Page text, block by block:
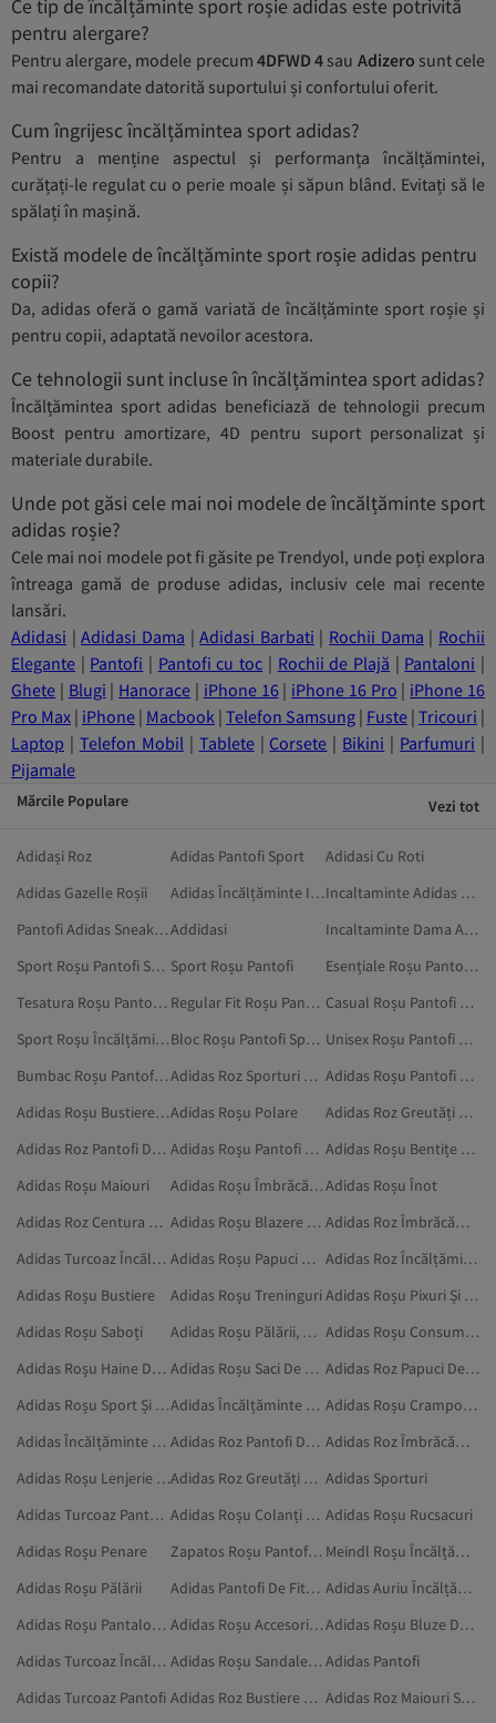
Ce tip de încălțăminte sport roșie adidas este potrivită
pentru alergare?
Pentru alergare, modele precum 4DFWD 4 sau Adizero sunt cele
mai recomandate datorită suportului și confortului oferit.
Cum îngrijesc încălțămintea sport adidas?
Pentru a menține aspectul și performanța încălțămintei,
curățați-le regulat cu o perie moale și săpun blând. Evitați să le
spălați în mașină.
Există modele de încălțăminte sport roșie adidas pentru
copii?
Da, adidas oferă o gamă variată de încălțăminte sport roșie și
pentru copii, adaptată nevoilor acestora.
Ce tehnologii sunt incluse în încălțămintea sport adidas?
Încălțămintea sport adidas beneficiază de tehnologii precum
Boost pentru amortizare, 4D pentru suport personalizat și
materiale durabile.
Unde pot găsi cele mai noi modele de încălțăminte sport
adidas roșie?
Cele mai noi modele pot fi găsite pe Trendyol, unde poți explora
întreaga gamă de produse adidas, inclusiv cele mai recente
lansări.
Adidasi |Adidasi Dama |Adidasi Barbati | Rochii Dama | Rochii
Elegante | Pantofi | Pantofi cu toc | Rochii de Plajă | Pantaloni |
Ghete | Blugi | Hanorace | iPhone 16| iPhone 16 Pro | iPhone 16
Pro Max | iPhone | Macbook | Telefon Samsung | Fuste | Tricouri |
Laptop | Telefon Mobil| Tablete| Corsete | Bikini | Parfumuri |
Pijamale
Mărcile Populare Vezi tot
Adidași Roz Adidas Pantofi Sport
Adidasi Cu Roti
Adidas Gazelle Roșii
Adidas Încălțăminte Impermeabilă
Incaltaminte Adidas Dama
Pantofi Adidas SneakersAddidasi
Incaltaminte Dama Adidas
Sport Roșu Pantofi Sport Sport Roșu Pantofi
Esențiale Roșu Pantofi Sport
Tesatura Roșu Pantofi Sport
Regular Fit Roșu Pantofi Sport
Casual Roșu Pantofi Sport
Sport Roșu Încălțăminte Outdoor
Bloc Roșu Pantofi Sport
Unisex Roșu Pantofi Sport
Bumbac Roșu Pantofi Sport
Adidas Roz Sporturi Nautice
Adidas Roșu Pantofi Fără Toc
Adidas Roșu Bustiere SportAdidas Roșu Polare
Adidas Roz Greutăți Pentru Încheietura Gleznei
Adidas Roz Pantofi De Tenis
Adidas Roșu Pantofi De Baschet
Adidas Roșu Bentițe Sport
Adidas Roșu Maiouri
Adidas Roșu Îmbrăcăminte De ExteriorAdidas Roșu Înot
Adidas Roz Centura De Greutate
Adidas Roșu Blazere Sport
Adidas Roz Îmbrăcăminte
Adidas Turcoaz Încălțăminte Sport
Adidas Roșu Papuci De Sport
Adidas Roz Încălțăminte Outdoor
Adidas Roșu Bustiere
Adidas Roșu Treninguri
Adidas Roșu Pixuri Și Articole Pentru Scris Și Desenat
Adidas Roșu Saboți
Adidas Roșu Pălării, Berete Și Mănuși
Adidas Roșu Consumabile De Birou Și Papetărie
Adidas Roșu Haine De Sport
Adidas Roșu Saci De Gimnastică
Adidas Roz Papuci De Sport
Adidas Roșu Sport Și Outdoor
Adidas Încălțăminte Sport
Adidas Roșu Crampoane
Adidas Încălțăminte De Apă
Adidas Roz Pantofi De Baschet
Adidas Roz Îmbrăcăminte De Exterior
Adidas Roșu Lenjerie Intimă Și Ținute De Noapte
Adidas Roz Greutăți Mâini Și Picioare Adidas Sporturi
Adidas Turcoaz Pantofi Sport
Adidas Roșu Colanți Sport Adidas Roșu Rucsacuri
Adidas Roșu Penare
Zapatos Roșu Pantofi Sport
Meindl Roșu Încălțăminte Sport
Adidas Roșu Pălării
Adidas Pantofi De Fitness
Adidas Auriu Încălțăminte Sport
Adidas Roșu Pantaloni Sport
Adidas Roșu Accesorii Sportive
Adidas Roșu Bluze De Trening Sport
Adidas Turcoaz Încălțăminte Fitness Și De Alergare
Adidas Roșu Sandale Și Papuci Adidas Pantofi
Adidas Turcoaz Pantofi
Adidas Roz Bustiere Sport
Adidas Roz Maiouri Sport